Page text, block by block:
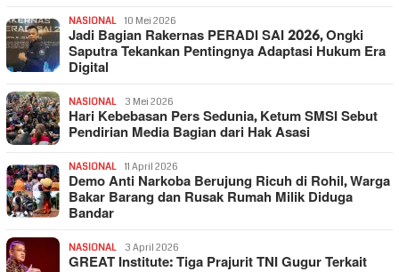
NASIONAL 10 Mei 2026
Jadi Bagian Rakernas PERADI SAI 2026, Ongki
Saputra Tekankan Pentingnya Adaptasi Hukum Era
Digital
NASIONAL 3 Mei 2026
Hari Kebebasan Pers Sedunia, Ketum SMSI Sebut
Pendirian Media Bagian dari Hak Asasi
NASIONAL 11 April 2026
Demo Anti Narkoba Berujung Ricuh di Rohil, Warga
Bakar Barang dan Rusak Rumah Milik Diduga
Bandar
NASIONAL 3 April 2026
GREAT Institute: Tiga Prajurit TNI Gugur Terkait